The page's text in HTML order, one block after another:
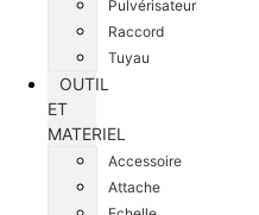
Pulvérisateur
Raccord
Tuyau
OUTIL
ET
MATERIEL
Accessoire
Attache